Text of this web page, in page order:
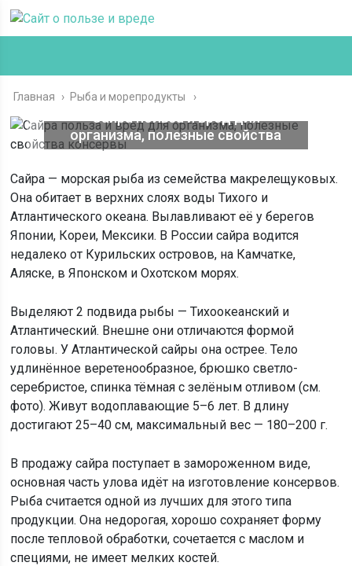
Главная › Рыба и морепродукты
Сайра польза и вред для
организма, полезные свойства
консервы
Сайра — морская рыба из семейства макрелещуковых.
Она обитает в верхних слоях воды Тихого и
Атлантического океана. Вылавливают её у берегов
Японии, Кореи, Мексики. В России сайра водится
недалеко от Курильских островов, на Камчатке,
Аляске, в Японском и Охотском морях.
Выделяют 2 подвида рыбы — Тихоокеанский и
Атлантический. Внешне они отличаются формой
головы. У Атлантической сайры она острее. Тело
удлинённое веретенообразное, брюшко светло-
серебристое, спинка тёмная с зелёным отливом (см.
фото). Живут водоплавающие 5–6 лет. В длину
достигают 25–40 см, максимальный вес — 180–200 г.
В продажу сайра поступает в замороженном виде,
основная часть улова идёт на изготовление консервов.
Рыба считается одной из лучших для этого типа
продукции. Она недорогая, хорошо сохраняет форму
после тепловой обработки, сочетается с маслом и
специями, не имеет мелких костей.